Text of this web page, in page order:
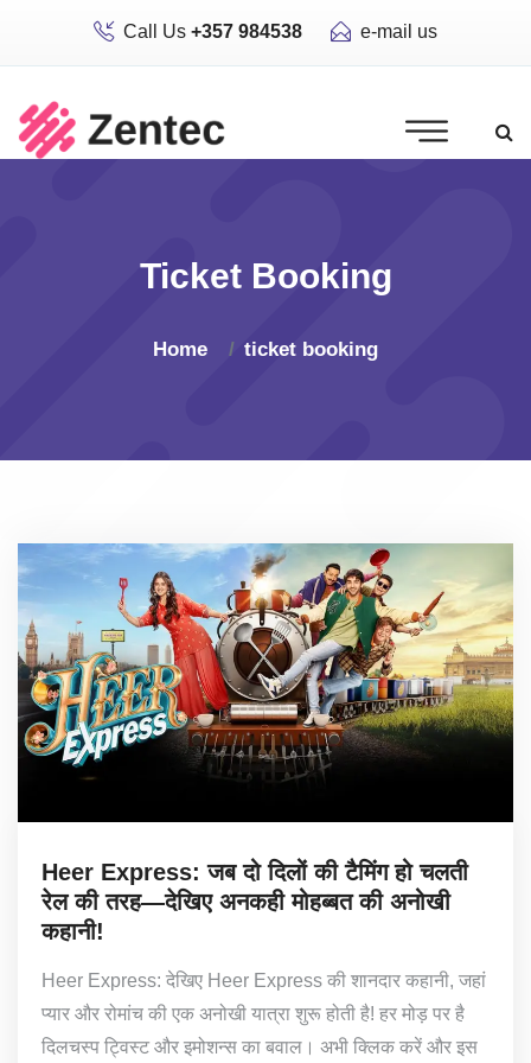
Call Us +357 984538 e-mail us
Ticket Booking
Home ticket booking
Heer Express: जब दो दिलों की टैमिंग हो चलती
रेल की तरह—देखिए अनकही मोहब्बत की अनोखी
कहानी!
Heer Express: देखिए Heer Express की शानदार कहानी, जहां
प्यार और रोमांच की एक अनोखी यात्रा शुरू होती है! हर मोड़ पर है
दिलचस्प ट्विस्ट और इमोशन्स का बवाल। अभी क्लिक करें और इस